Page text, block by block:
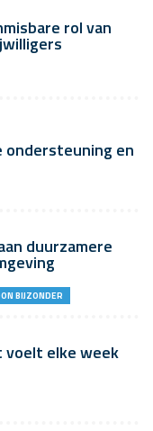
rol van
en
duurzamere
BIJZONDER
voelt elke week